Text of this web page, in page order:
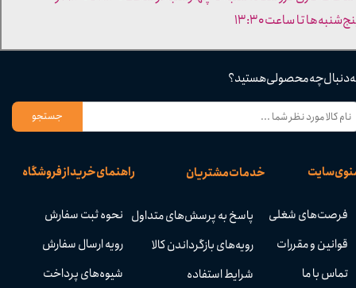
راهنمای خرید از فروشگاه
نحوه ثبت سفارش
رویه ارسال سفارش
شیوه‌های پرداخت
خدمات مشتریان
پاسخ به پرسش‌های متداول
رویه‌های بازگرداندن کالا
شرایط استفاده
سایت
فرصت‌های شغلی
قوانین و مقررات
تماس با ما
دنبال چه محصولی هستید؟
جستجو
تا ساعت ۱۳:۳۰​​​​​​​